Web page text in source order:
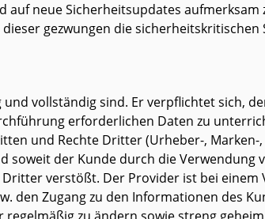
neue Sicherheitsupdates
gezwungen die
vollständig sind. Er verpflichtet sich,
erforderlichen Daten zu
und Rechte Dritter (Urheber-,
der Kunde durch die
verstößt. Der Provider ist bei
den Zugang zu den Informationen des